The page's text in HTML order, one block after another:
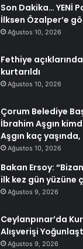
Son Dakika… YENİ
İlksen Özalper’e
Ağustos 10, 2026
Fethiye
kurtarıldı
Ağustos 10, 2026
Çorum Belediye
İbrahim Aşgın
Aşgın kaç
Ağustos 10, 2026
Bakan Ersoy:
ilk kez gün yüzüne
Ağustos 9, 2026
Ceylanpınar’da
Alışverişi
Ağustos 9, 2026